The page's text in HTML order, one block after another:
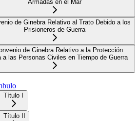
Armadas en el Mar
de Ginebra Relativo al Trato Debido a los
Prisioneros de Guerra
de Ginebra Relativo a la Protección
a las Personas Civiles en Tiempo de Guerra
Título I
Título II